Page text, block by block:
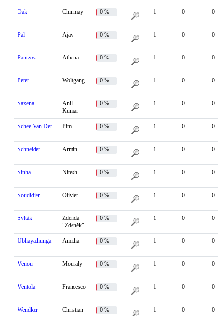
Oak Chinmay 0 % 1 0 0
Pal Ajay 0 % 1 0 0
Pantzos Athena 0 % 1 0 0
Peter Wolfgang 0 % 1 0 0
Saxena
Anil
Kumar
0 % 1 0 0
Schee Van Der Pim 0 % 1 0 0
Schneider Armin 0 % 1 0 0
Sinha Nitesh 0 % 1 0 0
Soudidier Olivier 0 % 1 0 0
Sviták
Zdenda
"Zdeněk"
0 % 1 0 0
Ubhayathunga Amitha 0 % 1 0 0
Venou Mouraly 0 % 1 0 0
Ventola Francesco 0 % 1 0 0
Wendker Christian 0 % 1 0 0